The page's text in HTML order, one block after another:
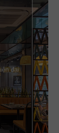
đại